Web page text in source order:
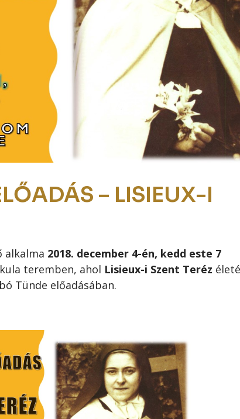
– LISIEUX-I
alkalma 2018. december 4-én, kedd este 7
teremben, ahol Lisieux-i Szent Teréz
Tünde előadásában.